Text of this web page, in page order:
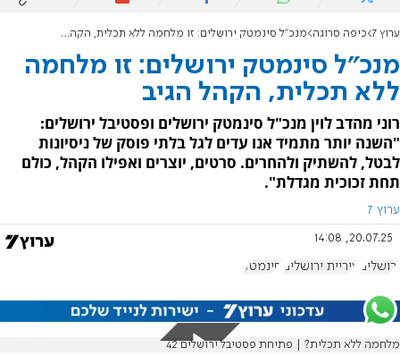
ערוץ 7 כיפה סרוגה מנכ"ל סינמטק ירושלים: זו מלחמה ללא תכלית, הקהל הגיב
מנכ"ל סינמטק ירושלים: זו מלחמה
ללא תכלית, הקהל הגיב
רוני מהדב לוין מנכ"ל סינמטק ירושלים ופסטיבל ירושלים:
"השנה יותר מתמיד אנו עדים לגל בלתי פוסק של ניסיונות
לבטל, להשתיק ולהחרים. סרטים, יוצרים ואפילו הקהל, כולם
תחת זכוכית מגדלת".
ערוץ 7
20.07.25, 14:08
ירושלים עיריית ירושלים סינמטק
מלחמה ללא תכלית? | פתיחת פסטיבל ירושלים 42